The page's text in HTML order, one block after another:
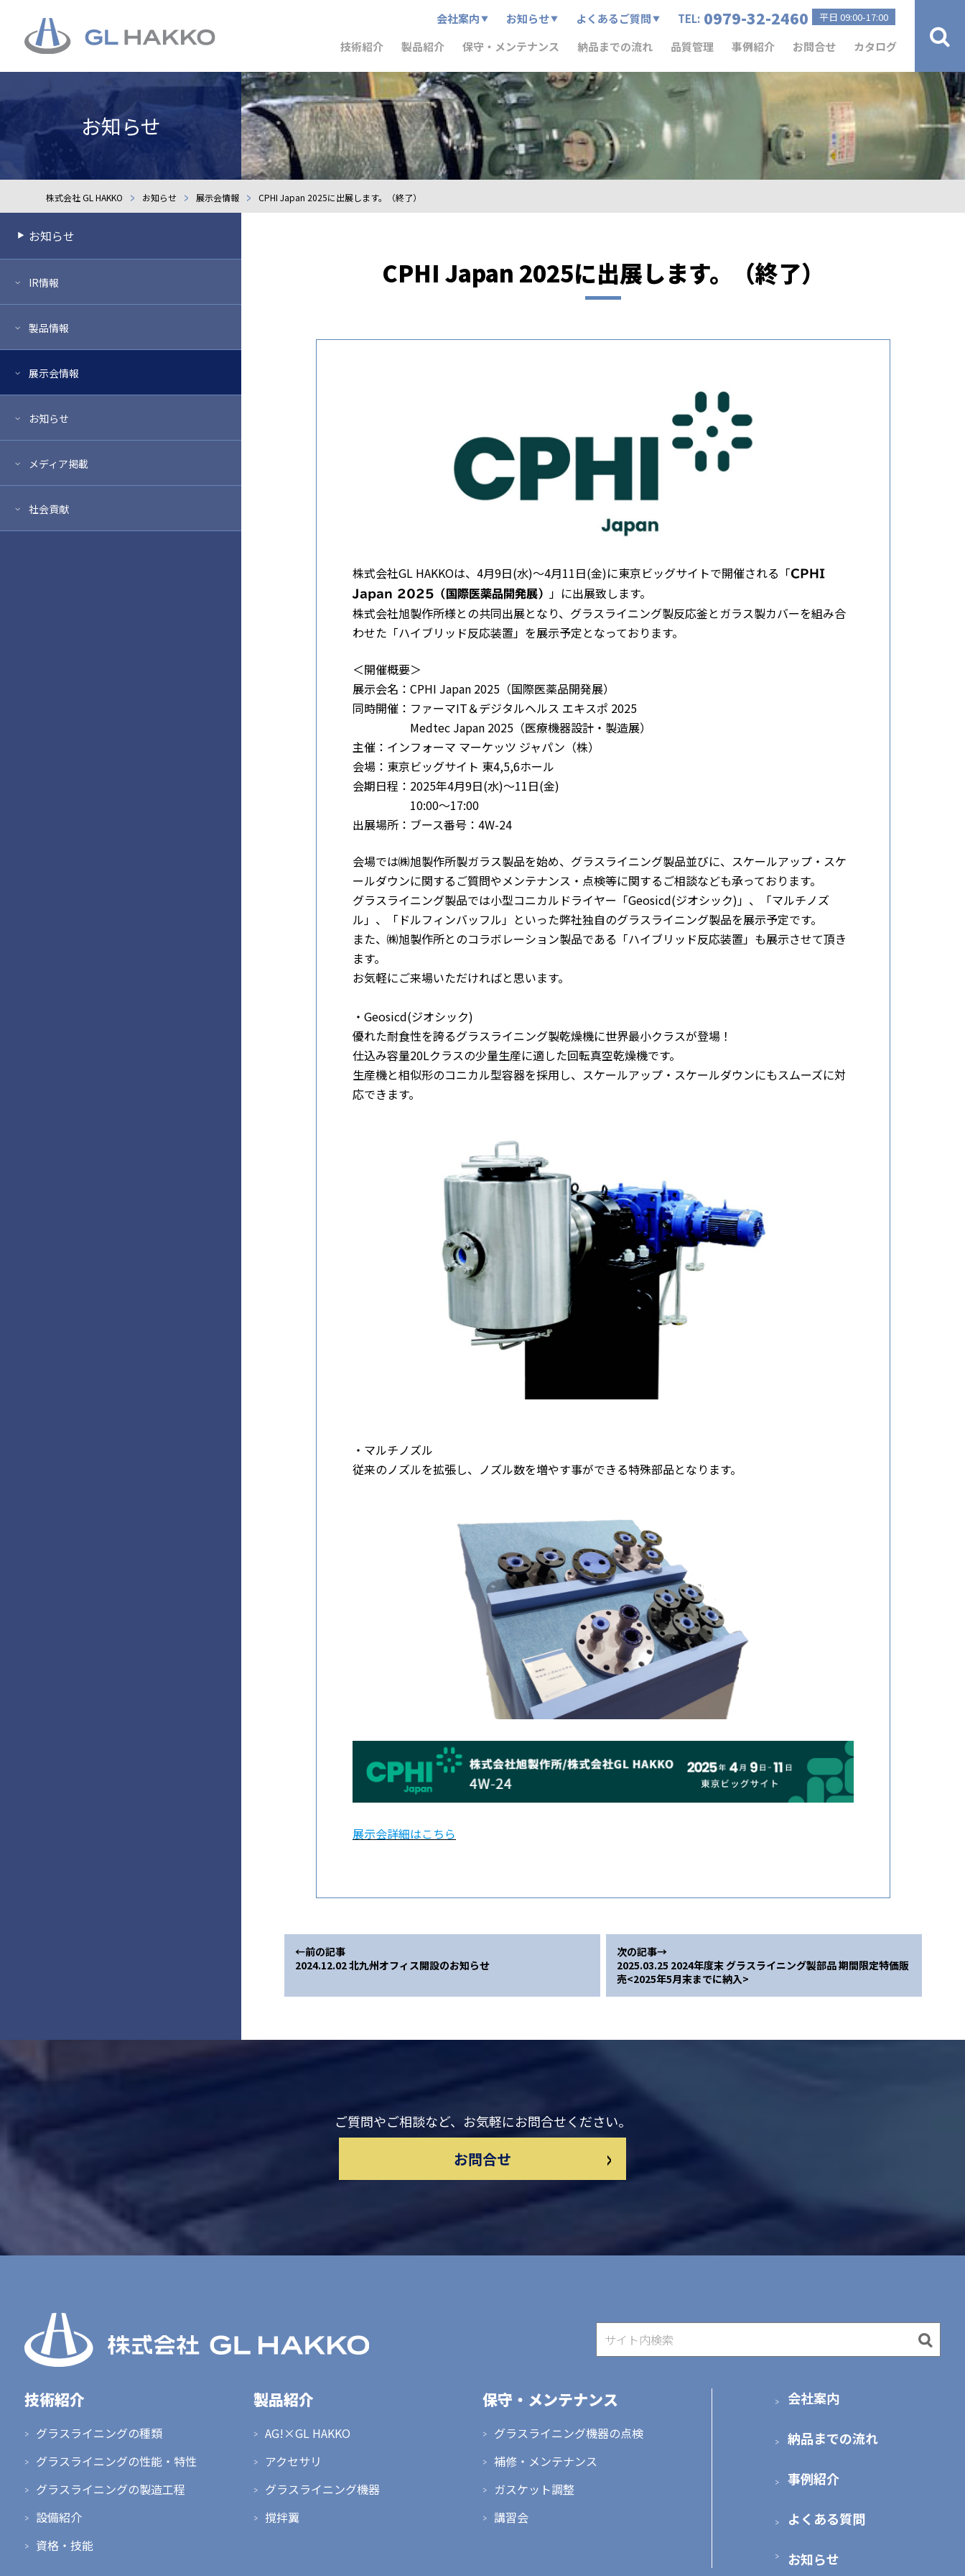
会社案内 お知らせ よくあるご質問 TEL: 0979-32-2460 平日 09:00-17:00
技術紹介 製品紹介 保守・メンテナンス 納品までの流れ 品質管理 事例紹介 お問合せ カタログ
お知らせ
株式会社 GL HAKKO お知らせ 展示会情報 CPHI Japan 2025に出展します。（終了）
CPHI Japan 2025に出展します。（終了）
株式会社GL HAKKOは、4月9日(水)～4月11日(金)に東京ビッグサイトで開催される「CPHI
Japan 2025（国際医薬品開発展） 」に出展致します。
株式会社旭製作所様との共同出展となり、グラスライニング製反応釜とガラス製カバーを組み合
わせた「ハイブリッド反応装置」を展示予定となっております。
＜開催概要＞
展示会名：CPHI Japan 2025（国際医薬品開発展）
同時開催：ファーマIT＆デジタルヘルス エキスポ 2025
Medtec Japan 2025（医療機器設計・製造展）
主催：インフォーマ マーケッツ ジャパン（株）
会場：東京ビッグサイト 東4,5,6ホール
会期日程：2025年4月9日(水)～11日(金)
10:00～17:00
出展場所：ブース番号：4W-24
会場では㈱旭製作所製ガラス製品を始め、グラスライニング製品並びに、スケールアップ・スケ
ールダウンに関するご質問やメンテナンス・点検等に関するご相談なども承っております。
グラスライニング製品では小型コニカルドライヤー「Geosicd(ジオシック)」、「マルチノズ
ル」、「ドルフィンバッフル」といった弊社独自のグラスライニング製品を展示予定です。
また、㈱旭製作所とのコラボレーション製品である「ハイブリッド反応装置」も展示させて頂き
ます。
お気軽にご来場いただければと思います。
・Geosicd(ジオシック)
優れた耐食性を誇るグラスライニング製乾燥機に世界最小クラスが登場！
仕込み容量20Lクラスの少量生産に適した回転真空乾燥機です。
生産機と相似形のコニカル型容器を採用し、スケールアップ・スケールダウンにもスムーズに対
応できます。
・マルチノズル
従来のノズルを拡張し、ノズル数を増やす事ができる特殊部品となります。
展示会詳細はこちら
←前の記事
2024.12.02 北九州オフィス開設のお知らせ
次の記事→
2025.03.25 2024年度末 グラスライニング製部品 期間限定特価販
売<2025年5月末までに納入>
お知らせ
IR情報
製品情報
展示会情報
お知らせ
メディア掲載
社会貢献
ご質問やご相談など、お気軽にお問合せください。
お問合せ >
技術紹介
グラスライニングの種類
グラスライニングの性能・特性
グラスライニングの製造工程
設備紹介
資格・技能
製品紹介
AG!×GL HAKKO
アクセサリ
グラスライニング機器
撹拌翼
保守・メンテナンス
グラスライニング機器の点検
補修・メンテナンス
ガスケット調整
講習会
会社案内
納品までの流れ
事例紹介
よくある質問
お知らせ